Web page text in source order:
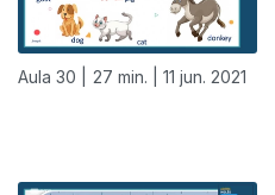
Aula 30 | 27 min. | 11 jun. 2021